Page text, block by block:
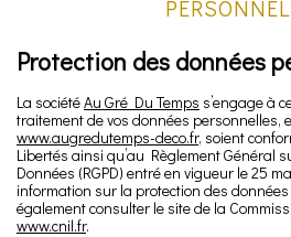
Protection des données
La sociétéAu Gré Du Temps s’engage à
traitement de vos données personnelles,
www.augredutemps-deco.fr, soient
Libertés ainsi qu’au Règlement Général
Données (RGPD) entré en vigueur le 25
information sur la protection des
également consulter le site de la
www.cnil.fr.